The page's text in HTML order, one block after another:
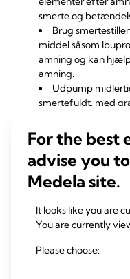
smerte og
Brug
middel såsom
amning og kan
amning.
Udpump
smertefuldt, med
Brug
Hvis
brystvorterne heler
podning og
infektion.
Hvis
hygiejnetiltag
rengøring af
sæbe eller steril
For the best
advise you
Medela site.
It looks like you are
You are currently
Please choose: